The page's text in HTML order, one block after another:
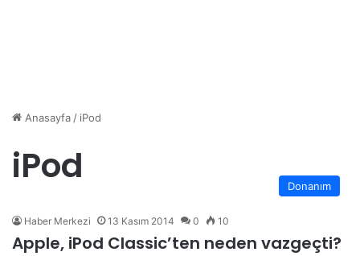
Anasayfa/ iPod
iPod Donanım
Haber Merkezi 13 Kasım 2014 0 10
Apple, iPod Classic’ten neden vazgeçti?